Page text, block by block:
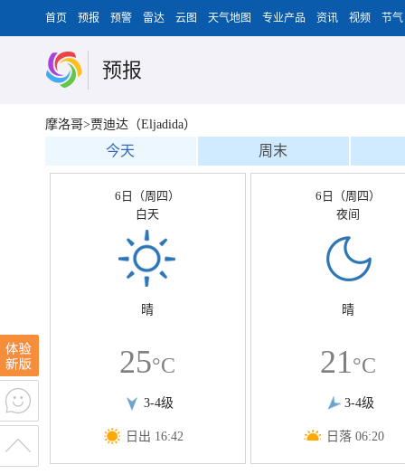
首页 预报 预警 雷达 云图 天气地图 专业产品 资讯 视频 节气
预报
摩洛哥>贾迪达（Eljadida）
今天 周末
6日（周四）
白天
晴
25°C
3-4级
日出 16:42
6日（周四）
夜间
晴
21°C
3-4级
日落 06:20